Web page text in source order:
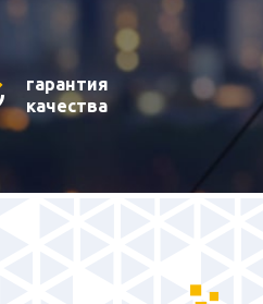
гарантия
качества